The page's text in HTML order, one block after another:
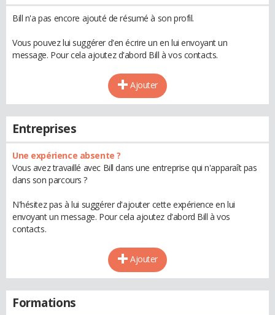
Bill n'a pas encore ajouté de résumé à son profil.
Vous pouvez lui suggérer d'en écrire un en lui envoyant un
message. Pour cela ajoutez d'abord Bill à vos contacts.
Ajouter
Entreprises
Une expérience absente ?
Vous avez travaillé avec Bill dans une entreprise qui n'apparaît pas
dans son parcours ?
N'hésitez pas à lui suggérer d'ajouter cette expérience en lui
envoyant un message. Pour cela ajoutez d'abord Bill à vos
contacts.
Ajouter
Formations